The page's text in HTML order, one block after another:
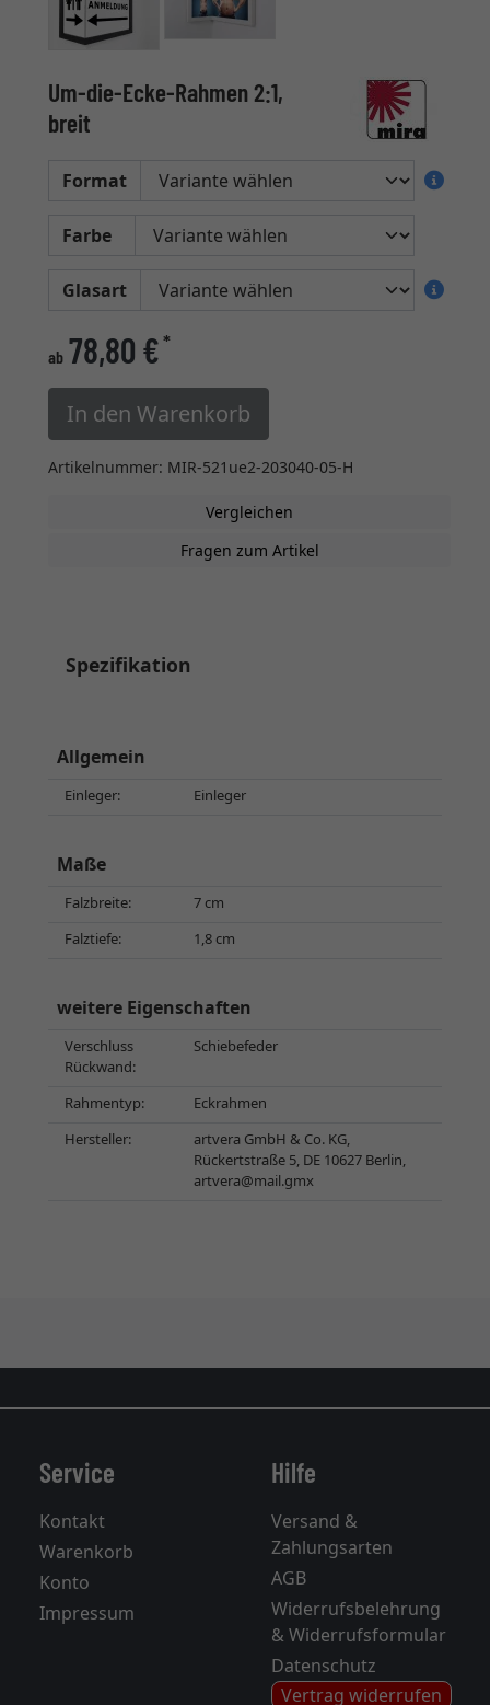
Um-die-Ecke-Rahmen 2:1,
breit
Format
Farbe
Glasart
ab 78,80 €*
In den Warenkorb
Artikelnummer: MIR-521ue2-203040-05-H
Vergleichen
Fragen zum Artikel
Spezifikation
Allgemein
Einleger: Einleger
Maße
Falzbreite:
7 cm
Falztiefe:
1,8 cm
weitere Eigenschaften
Verschluss
Rückwand:
Schiebefeder
Rahmentyp:
Eckrahmen
Hersteller:
artvera GmbH & Co. KG,
Rückertstraße 5, DE 10627 Berlin,
artvera@mail.gmx
Service
Kontakt
Warenkorb
Konto
Impressum
Hilfe
Versand &
Zahlungsarten
AGB
Widerrufsbelehrung
& Widerrufsformular
Datenschutz
Vertrag widerrufen